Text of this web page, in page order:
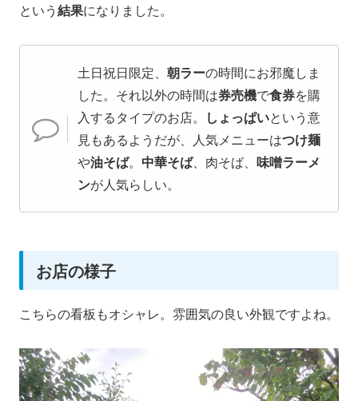
という結果になりました。
土日祝日限定、 朝ラーの時間にお邪魔しま
した。それ以外の時間は券売機で食券を購
入するタイプのお店。
しょっぱいという意
見もあるようだが、人気メニューはつけ麺
や油そば。 中華そば、肉そば、 味噌ラーメ
ンが人気らしい。
お店の様子
こちらの看板もオシャレ。雰囲気の良い外観ですよね。